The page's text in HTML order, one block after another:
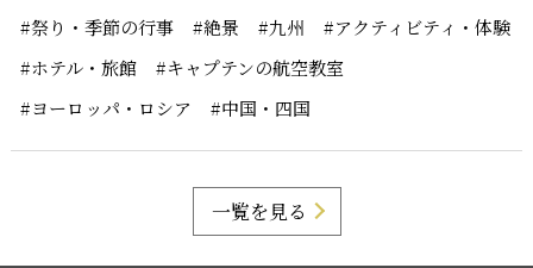
#祭り・季節の行事
#絶景 #九州
#アクティビティ・体験
#ホテル・旅館
#キャプテンの航空教室
#ヨーロッパ・ロシア
#中国・四国
一覧を見る